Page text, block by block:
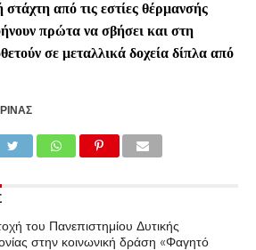
από τις εστίες θέρμανσής
πρώτα να σβήσει και στη
σε μεταλλικά δοχεία δίπλα από
του Πανεπιστημίου Δυτικής
στην κοινωνική δράση «Φαγητό